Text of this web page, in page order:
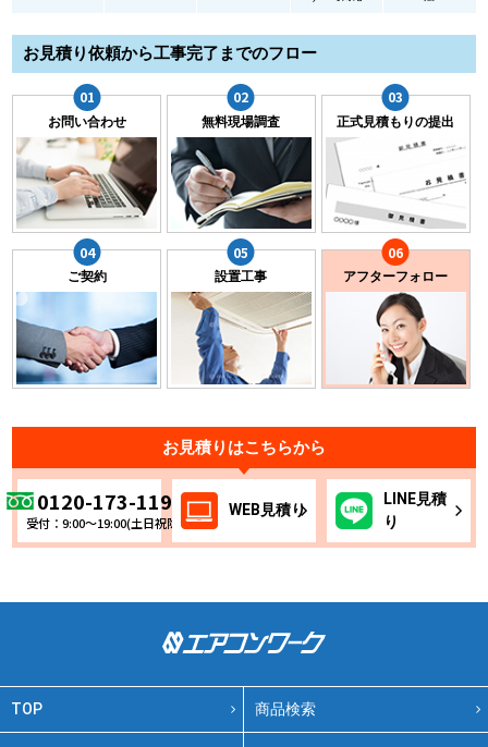
お見積り依頼から工事完了までのフロー
お問い合わせ 無料現場調査 正式見積もりの提出
ご契約 設置工事 アフターフォロー
お見積りはこちらから
0120-173-119
受付：9:00～19:00(土日祝除く)
WEB見積り
LINE見積
り
TOP 商品検索